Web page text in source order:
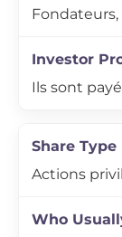
Ils sont
Actions